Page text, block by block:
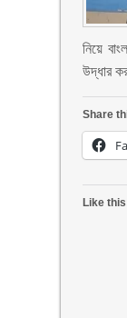
নিয়ে
উদ্ধার
Share
Like